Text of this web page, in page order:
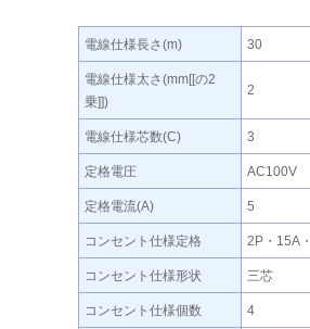
電線仕様長さ(m) 30
電線仕様太さ(mm[[の2
乗]])
2
電線仕様芯数(C) 3
定格電圧 AC100V
定格電流(A) 5
コンセント仕様定格 2P・15A
コンセント仕様形状 三芯
コンセント仕様個数 4